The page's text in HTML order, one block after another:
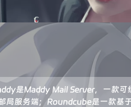
是Maddy Mail Server，一款可
局服务端；Roundcube是一款基